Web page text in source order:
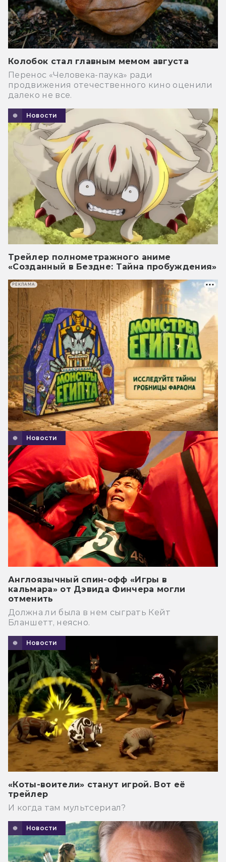
Колобок стал главным мемом августа
Перенос «Человека-паука» ради
продвижения отечественного кино оценили
далеко не все.
Новости
Трейлер полнометражного аниме
«Созданный в Бездне: Тайна пробуждения»
Новости
Англоязычный спин-офф «Игры в
кальмара» от Дэвида Финчера могли
отменить
Должна ли была в нем сыграть Кейт
Бланшетт, неясно.
Новости
«Коты-воители» станут игрой. Вот её
трейлер
И когда там мультсериал?
Новости
РЕКЛАМА